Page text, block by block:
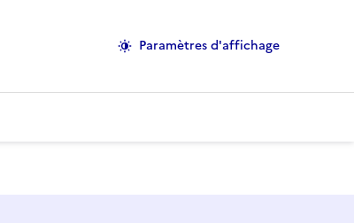
Paramètres d'affichage